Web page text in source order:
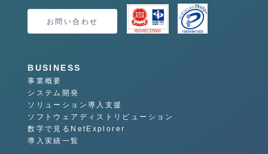
お問い合わせ
BUSINESS
事業概要
システム開発
ソリューション導入支援
ソフトウェアディストリビューション
数字で見るNetExplorer
導入実績一覧